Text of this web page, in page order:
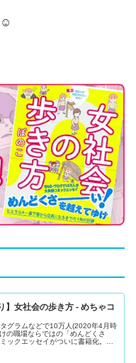
☺️
】女社会の歩き方 - めちゃコ
グラムなどで10万人(2020年4月時
の職場ならではの「めんどくさ
ックエッセイがついに書籍化。子